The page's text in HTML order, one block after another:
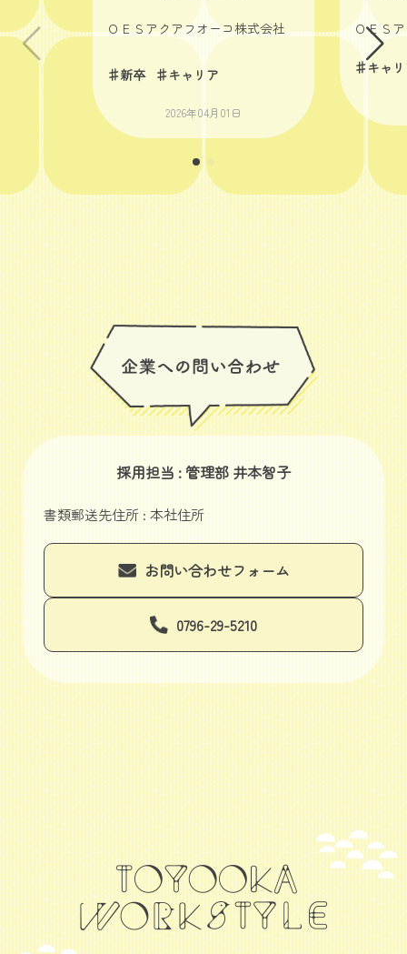
ＯＥＳアクアフオーコ株式会社
♯新卒 ♯キャリア
2026年04月01日
ＯＥＳ
♯キャ
採用担当 : 管理部 井本智子
書類郵送先住所 : 本社住所
お問い合わせフォーム
0796-29-5210